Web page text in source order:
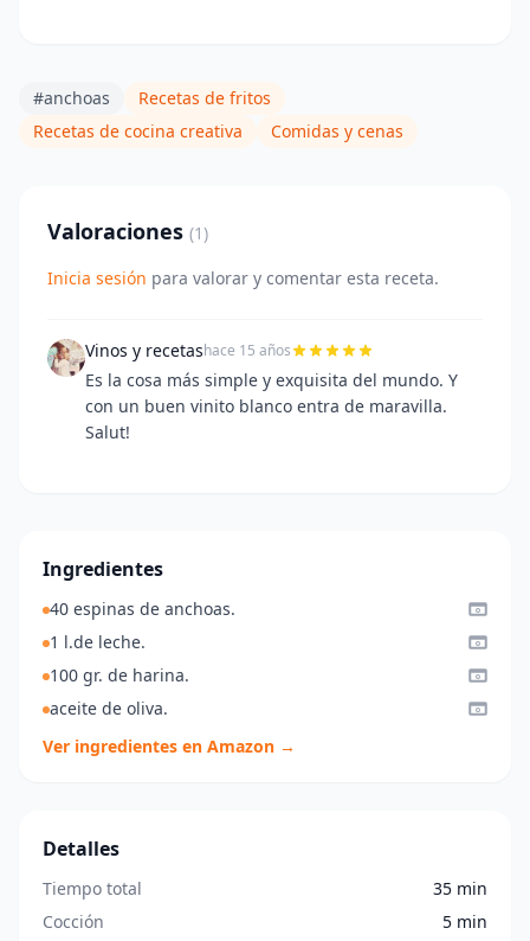
#anchoas
Recetas de fritos
Recetas de cocina creativa
Comidas y cenas
Valoraciones (1)
Inicia sesión para valorar y comentar esta receta.
Vinos y recetashace 15 años
Es la cosa más simple y exquisita del mundo. Y
con un buen vinito blanco entra de maravilla.
Salut!
Ingredientes
40 espinas de anchoas.
1 l.de leche.
100 gr. de harina.
aceite de oliva.
Ver ingredientes en Amazon →
Detalles
Tiempo total
35 min
Cocción
5 min